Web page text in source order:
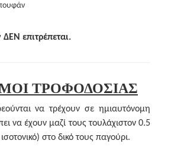
επιτρέπεται.
ΤΡΟΦΟΔΟΣΙΑΣ
να τρέχουν σε ημιαυτόνομη
να έχουν μαζί τους τουλάχιστον 0.5
στο δικό τους παγούρι.